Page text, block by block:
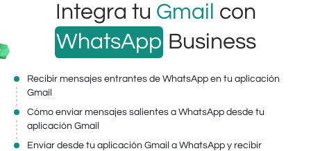
Integra tu Gmail con
WhatsApp Business
Recibir mensajes entrantes de WhatsApp en tu aplicación
Gmail
Cómo enviar mensajes salientes a WhatsApp desde tu
aplicación Gmail
Enviar desde tu aplicación Gmail a WhatsApp y recibir